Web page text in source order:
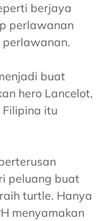
berjaya
perlawanan
perlawanan.
buat
hero Lancelot,
itu
peluang buat
turtle. Hanya
menyamakan